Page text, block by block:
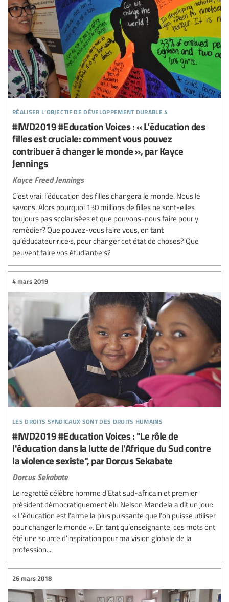
réaliser l’objectif de développement durable 4
#IWD2019 #Education Voices : « L’éducation des
filles est cruciale: comment vous pouvez
contribuer à changer le monde », par Kayce
Jennings
Kayce Freed Jennings
C’est vrai: l’éducation des filles changera le monde. Nous le
savons. Alors pourquoi 130 millions de filles ne sont-elles
toujours pas scolarisées et que pouvons-nous faire pour y
remédier? Que pouvez-vous faire vous, en tant
qu’éducateur·rice·s, pour changer cet état de choses? Que
peuvent faire vos étudiant·e·s?
les droits syndicaux sont des droits humains
4 mars 2019
#IWD2019 #Education Voices : "Le rôle de
l'éducation dans la lutte de l'Afrique du Sud contre
la violence sexiste", par Dorcus Sekabate
Dorcus Sekabate
Le regretté célèbre homme d’Etat sud-africain et premier
président démocratiquement élu Nelson Mandela a dit un jour:
« L’éducation est l’arme la plus puissante que l’on puisse utiliser
pour changer le monde ». En tant qu’enseignante, ces mots ont
été une source d’inspiration pour ma vision globale de la
profession...
26 mars 2018